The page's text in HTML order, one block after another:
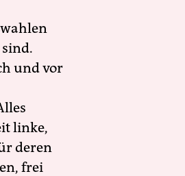
und vor
linke,
deren
frei